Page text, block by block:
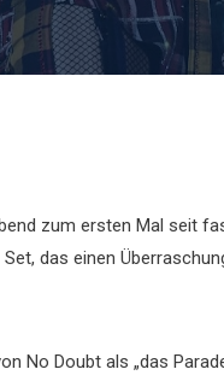
zum ersten Mal seit
das einen
No Doubt als „das